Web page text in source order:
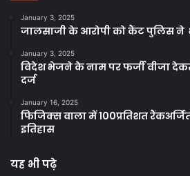
January 3, 2025
जालसाजी के आरोपी को कैंट पुलिस
January 3, 2025
विदेश भेजने के नाम पर फर्जी वीजा
दर्ज
January 16, 2025
फिजिक्स वाला में 100प्रतिशत
इतिहास
यह भी पढ़े